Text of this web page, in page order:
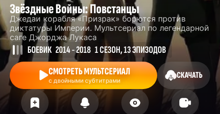
Звёздные Войны: Повстанцы
Джедаи корабля «Призрак» борются против
диктатуры Империи. Мультсериал по легендарной
саге Джорджа Лукаса
БОЕВИК 2014 - 2018 1 СЕЗОН, 13 ЭПИЗОДОВ
СМОТРЕТЬ МУЛЬТСЕРИАЛ
с двойными субтитрами
СКАЧАТЬ